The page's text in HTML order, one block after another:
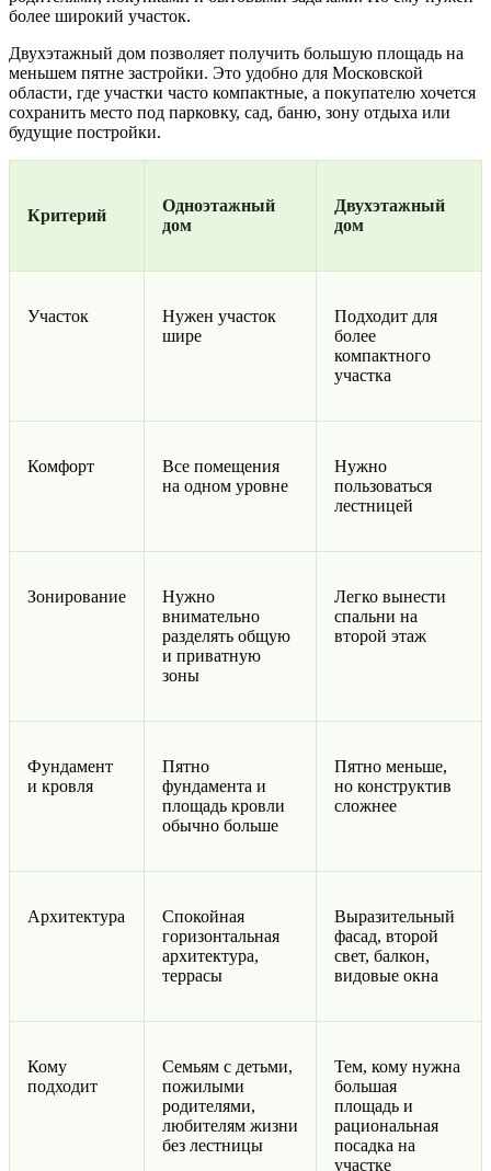
более широкий участок.
Двухэтажный дом позволяет получить большую площадь на
меньшем пятне застройки. Это удобно для Московской
области, где участки часто компактные, а покупателю хочется
сохранить место под парковку, сад, баню, зону отдыха или
будущие постройки.
Критерий
Одноэтажный
дом
Двухэтажный
дом
Участок
Нужен участок
шире
Подходит для
более
компактного
участка
Комфорт
Все помещения
на одном уровне
Нужно
пользоваться
лестницей
Зонирование
Нужно
внимательно
разделять общую
и приватную
зоны
Легко вынести
спальни на
второй этаж
Фундамент
и кровля
Пятно
фундамента и
площадь кровли
обычно больше
Пятно меньше,
но конструктив
сложнее
Архитектура
Спокойная
горизонтальная
архитектура,
террасы
Выразительный
фасад, второй
свет, балкон,
видовые окна
Кому
подходит
Семьям с детьми,
пожилыми
родителями,
любителям жизни
без лестницы
Тем, кому нужна
большая
площадь и
рациональная
посадка на
участке